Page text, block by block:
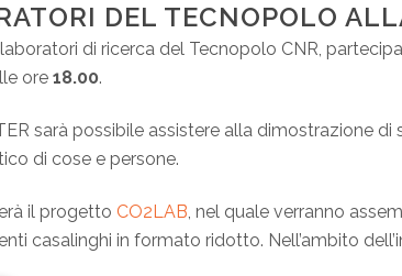
DEL TECNOPOLO
di ricerca del Tecnopolo CNR,
ore 18.00.
sarà possibile assistere alla dimostrazione di
di cose e persone.
il progetto CO2LAB, nel quale verranno
casalinghi in formato ridotto. Nell’ambito